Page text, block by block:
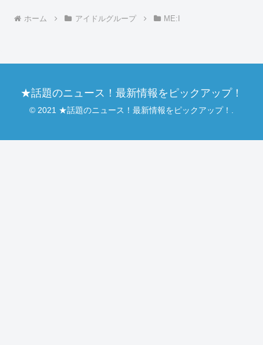
ホーム アイドルグループ ME:I
★話題のニュース！最新情報をピックアップ！
© 2021 ★話題のニュース！最新情報をピックアップ！.